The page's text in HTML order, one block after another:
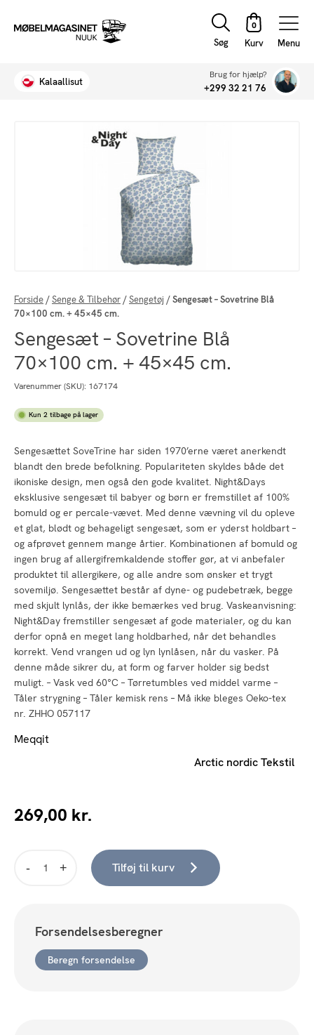
Søg Menu
Kalaallisut
Brug for hjælp?
+299 32 21 76
Forside /Senge & Tilbehør /Sengetøj /Sengesæt – Sovetrine Blå
70×100 cm. + 45×45 cm.
Sengesæt – Sovetrine Blå
70×100 cm. + 45×45 cm.
Varenummer (SKU): 167174
Kun 2 tilbage på lager
Sengesættet SoveTrine har siden 1970’erne været anerkendt
blandt den brede befolkning. Populariteten skyldes både det
ikoniske design, men også den gode kvalitet. Night&Days
eksklusive sengesæt til babyer og børn er fremstillet af 100%
bomuld og er percale-vævet. Med denne vævning vil du opleve
et glat, blødt og behageligt sengesæt, som er yderst holdbart –
og afprøvet gennem mange årtier. Kombinationen af bomuld og
ingen brug af allergifremkaldende stoffer gør, at vi anbefaler
produktet til allergikere, og alle andre som ønsker et trygt
sovemiljø. Sengesættet består af dyne- og pudebetræk, begge
med skjult lynlås, der ikke bemærkes ved brug. Vaskeanvisning:
Night&Day fremstiller sengesæt af gode materialer, og du kan
derfor opnå en meget lang holdbarhed, når det behandles
korrekt. Vend vrangen ud og lyn lynlåsen, når du vasker. På
denne måde sikrer du, at form og farver holder sig bedst
muligt. – Vask ved 60°C – Tørretumbles ved middel varme –
Tåler strygning – Tåler kemisk rens – Må ikke bleges Oeko-tex
nr. ZHHO 057117
Meqqit
Arctic nordic Tekstil
269,00 kr.
70x100
Tilføj til kurv
Forsendelsesberegner
Beregn forsendelse